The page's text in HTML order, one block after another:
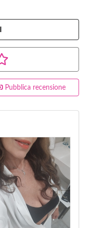
Pubblica recensione